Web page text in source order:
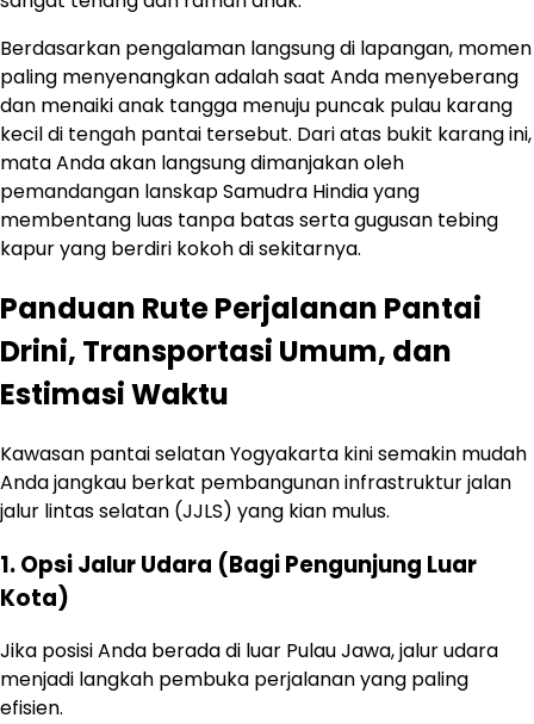
Berdasarkan pengalaman langsung di lapangan, momen
paling menyenangkan adalah saat Anda menyeberang
dan menaiki anak tangga menuju puncak pulau karang
kecil di tengah pantai tersebut. Dari atas bukit karang ini,
mata Anda akan langsung dimanjakan oleh
pemandangan lanskap Samudra Hindia yang
membentang luas tanpa batas serta gugusan tebing
kapur yang berdiri kokoh di sekitarnya.
Panduan Rute Perjalanan Pantai
Drini, Transportasi Umum, dan
Estimasi Waktu
Kawasan pantai selatan Yogyakarta kini semakin mudah
Anda jangkau berkat pembangunan infrastruktur jalan
jalur lintas selatan (JJLS) yang kian mulus.
1. Opsi Jalur Udara (Bagi Pengunjung Luar
Kota)
Jika posisi Anda berada di luar Pulau Jawa, jalur udara
menjadi langkah pembuka perjalanan yang paling
efisien.